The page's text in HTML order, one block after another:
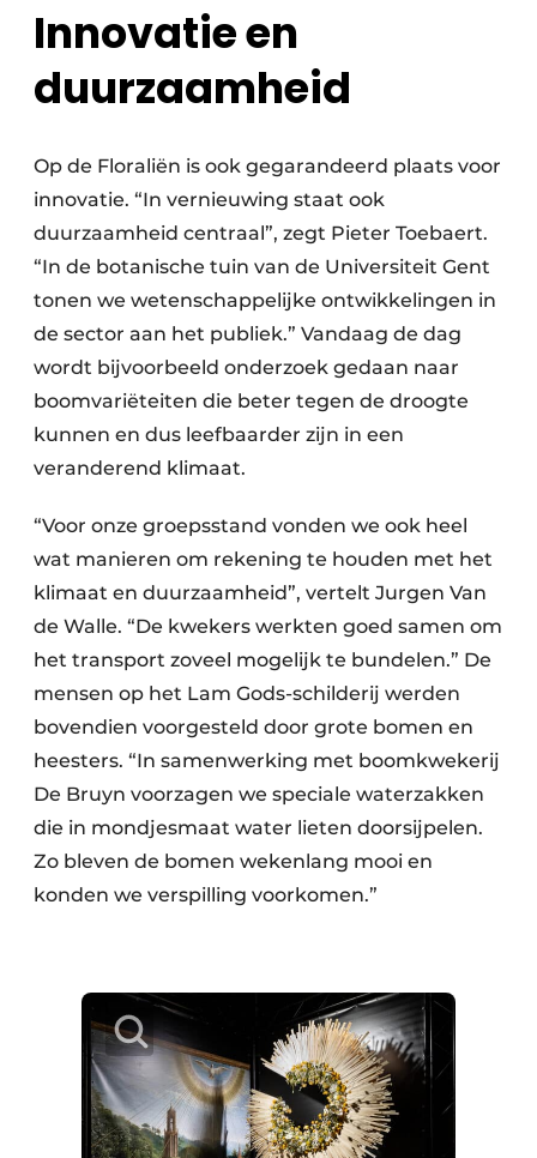
Innovatie en
duurzaamheid
Op de Floraliën is ook gegarandeerd plaats voor
innovatie. “In vernieuwing staat ook
duurzaamheid centraal”, zegt Pieter Toebaert.
“In de botanische tuin van de Universiteit Gent
tonen we wetenschappelijke ontwikkelingen in
de sector aan het publiek.” Vandaag de dag
wordt bijvoorbeeld onderzoek gedaan naar
boomvariëteiten die beter tegen de droogte
kunnen en dus leefbaarder zijn in een
veranderend klimaat.
“Voor onze groepsstand vonden we ook heel
wat manieren om rekening te houden met het
klimaat en duurzaamheid”, vertelt Jurgen Van
de Walle. “De kwekers werkten goed samen om
het transport zoveel mogelijk te bundelen.” De
mensen op het Lam Gods-schilderij werden
bovendien voorgesteld door grote bomen en
heesters. “In samenwerking met boomkwekerij
De Bruyn voorzagen we speciale waterzakken
die in mondjesmaat water lieten doorsijpelen.
Zo bleven de bomen wekenlang mooi en
konden we verspilling voorkomen.”